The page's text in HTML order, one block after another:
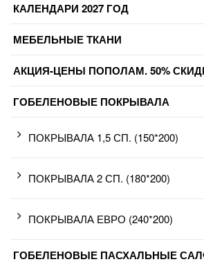
КАЛЕНДАРИ 2027 ГОД
МЕБЕЛЬНЫЕ ТКАНИ
АКЦИЯ-ЦЕНЫ ПОПОЛАМ. 50%
ГОБЕЛЕНОВЫЕ ПОКРЫВАЛА
ПОКРЫВАЛА 1,5 СП. (150*200)
ПОКРЫВАЛА 2 СП. (180*200)
ПОКРЫВАЛА ЕВРО (240*200)
ГОБЕЛЕНОВЫЕ ПАСХАЛЬНЫЕ